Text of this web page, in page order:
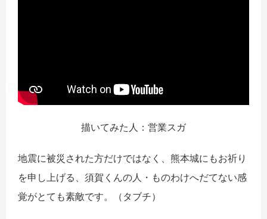
描いてみた人：営業スガ
地震に被災された方だけではなく、熊本城にもお祈り
を申し上げる、須賀くんの人・ものわけへだてない感
覚がとても素敵です。
（タブチ）